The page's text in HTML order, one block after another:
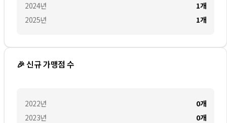
2024년
2025년
1개
1개
🎉 신규 가맹점 수
2022년
2023년
0개
0개